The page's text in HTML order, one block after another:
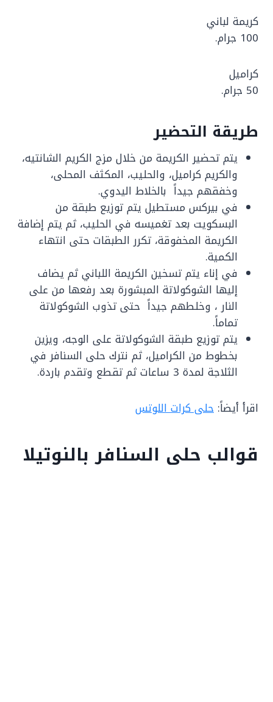
كريمة لباني
100 جرام.
كراميل
50 جرام.
طريقة التحضير
يتم تحضير الكريمة من خلال مزج الكريم الشانتيه،
والكريم كراميل، والحليب، المكثف المحلى،
وخفقهم جيداً بالخلاط اليدوي.
في بيركس مستطيل يتم توزيع طبقة من
البسكويت بعد تغميسه في الحليب، ثم يتم إضافة
الكريمة المخفوقة، تكرر الطبقات حتى انتهاء
الكمية.
في إناء يتم تسخين الكريمة اللباني ثم يضاف
إليها الشوكولاتة المبشورة بعد رفعها من على
النار ، وخلطهم جيداً حتى تذوب الشوكولاتة
تماماً.
يتم توزيع طبقة الشوكولاتة على الوجه، ويزين
بخطوط من الكراميل، ثم نترك حلى السنافر في
الثلاجة لمدة 3 ساعات ثم تقطع وتقدم باردة.
اقرأ أيضاً: حلى كرات اللوتس
قوالب حلى السنافر بالنوتيلا